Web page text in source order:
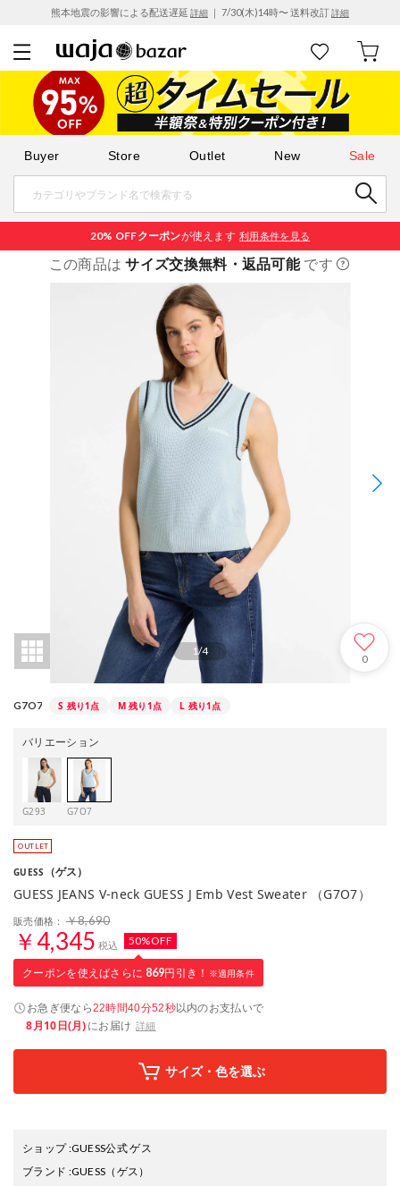
熊本地震の影響による配送遅延 詳細 ｜ 7/30(木)14時〜 送料改訂詳細
Buyer Store Outlet New Sale
20% OFFクーポンが使えます 利用条件を見る
この商品はサイズ交換無料・返品可能です
1/4
0
G7O7 S 残り1点 M 残り1点 L 残り1点
バリエーション
G293 G7O7
GUESS （ゲス）
GUESS JEANS V-neck GUESS J Emb Vest Sweater （G7O7）
販売価格： ￥8,690
￥4,345 税込 50%OFF
クーポンを使えばさらに 869円引き！ ※適用条件
お急ぎ便なら22時間40分51秒以内のお支払いで
8月10日(月)にお届け 詳細
サイズ・色を選ぶ
ショップ:GUESS公式 ゲス
ブランド :GUESS （ゲス）